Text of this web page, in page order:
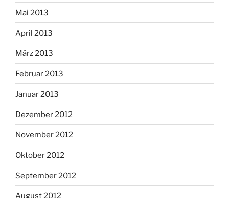
Mai 2013
April 2013
März 2013
Februar 2013
Januar 2013
Dezember 2012
November 2012
Oktober 2012
September 2012
August 2012